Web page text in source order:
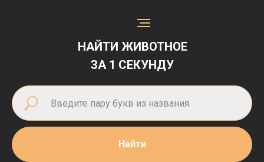
НАЙТИ ЖИВОТНОЕ
ЗА 1 СЕКУНДУ
Найти